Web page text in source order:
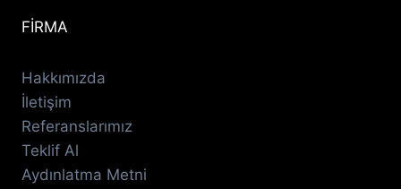
FİRMA
Hakkımızda
İletişim
Referanslarımız
Teklif Al
Aydınlatma Metni